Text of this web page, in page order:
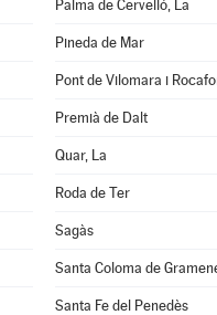
Palma de Cervelló, La
Pineda de Mar
Pont de Vilomara i
Premià de Dalt
Quar, La
Roda de Ter
Sagàs
Santa Coloma de
Santa Fe del Penedès